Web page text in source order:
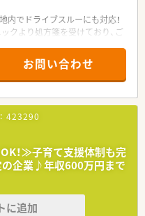
内でドライブスルーにも対応！
クより処方箋を受けており、ご
薬指導いただける環境です。
もしっかりと取れる、明るい雰
府県に店舗展開しております。
機関との関係も良好で「医薬
ミュニケーションを図っていま
ているのも特徴の一つで、健康
かかりつけ薬剤師を目指してお
お問い合わせ
423290
！≫子育て支援体制も完
の企業♪年収600万円まで
に追加